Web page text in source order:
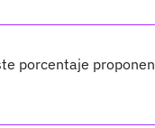
porcentaje proponen